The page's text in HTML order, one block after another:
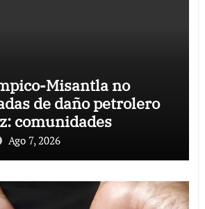
Misantla no
de daño petrolero
comunidades
Ago 7, 2026